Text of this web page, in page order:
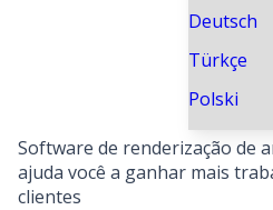
Deutsch
Türkçe
Polski
Software de renderização de
ajuda você a ganhar mais
clientes